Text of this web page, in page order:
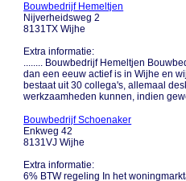
Bouwbedrijf Hemeltjen
Nijverheidsweg 2
8131TX Wijhe
Extra informatie:
........ Bouwbedrijf Hemeltjen
dan een eeuw actief is in Wijhe en
bestaat uit 30 collega's, allemaal
werkzaamheden kunnen, indien
Bouwbedrijf Schoenaker
Enkweg 42
8131VJ Wijhe
Extra informatie:
6% BTW regeling In het